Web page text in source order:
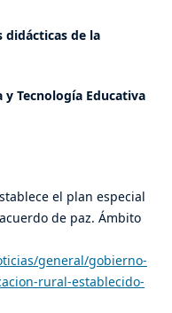
didácticas de la
Tecnología Educativa
el plan especial
de paz. Ámbito
general/gobierno-
rural-establecido-